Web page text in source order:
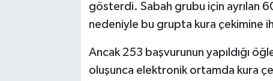
gösterdi. Sabah grubu için ayrılan
nedeniyle bu grupta kura çekimine
Ancak 253 başvurunun yapıldığı
oluşunca elektronik ortamda kura